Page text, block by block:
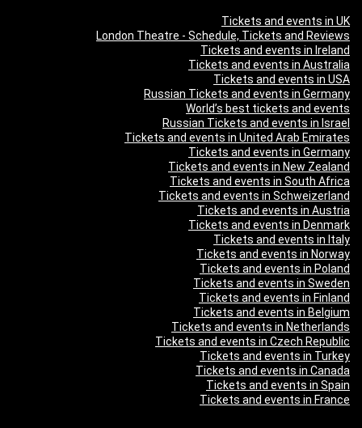
Tickets and events in UK
London Theatre - Schedule, Tickets and Reviews
Tickets and events in Ireland
Tickets and events in Australia
Tickets and events in USA
Russian Tickets and events in Germany
World’s best tickets and events
Russian Tickets and events in Israel
Tickets and events in United Arab Emirates
Tickets and events in Germany
Tickets and events in New Zealand
Tickets and events in South Africa
Tickets and events in Schweizerland
Tickets and events in Austria
Tickets and events in Denmark
Tickets and events in Italy
Tickets and events in Norway
Tickets and events in Poland
Tickets and events in Sweden
Tickets and events in Finland
Tickets and events in Belgium
Tickets and events in Netherlands
Tickets and events in Czech Republic
Tickets and events in Turkey
Tickets and events in Canada
Tickets and events in Spain
Tickets and events in France